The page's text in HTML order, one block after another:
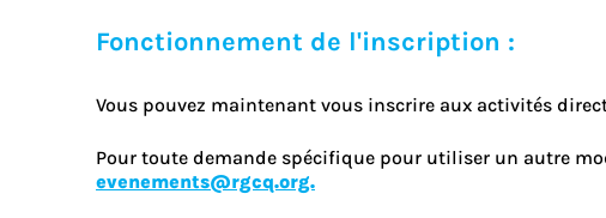
Fonctionnement de l'inscription :
Vous pouvez maintenant vous inscrire aux activités
Pour toute demande spécifique pour utiliser un autre
evenements@rgcq.org.